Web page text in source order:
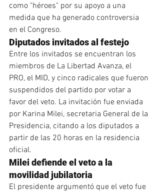
como "héroes" por su apoyo a una
medida que ha generado controversia
en el Congreso.
Diputados invitados al festejo
Entre los invitados se encuentran los
miembros de La Libertad Avanza, el
PRO, el MID, y cinco radicales que fueron
suspendidos del partido por votar a
favor del veto. La invitación fue enviada
por Karina Milei, secretaria General de la
Presidencia, citando a los diputados a
partir de las 20 horas en la residencia
oficial.
Milei defiende el veto a la
movilidad jubilatoria
El presidente argumentó que el veto fue